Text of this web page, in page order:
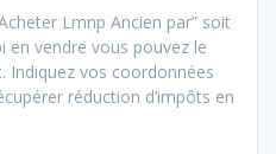
Lmnp Ancien par” soit
en vendre vous pouvez le
Indiquez vos coordonnées
réduction d’impôts en